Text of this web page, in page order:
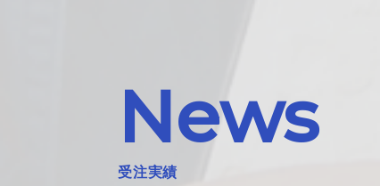
News
受注実績